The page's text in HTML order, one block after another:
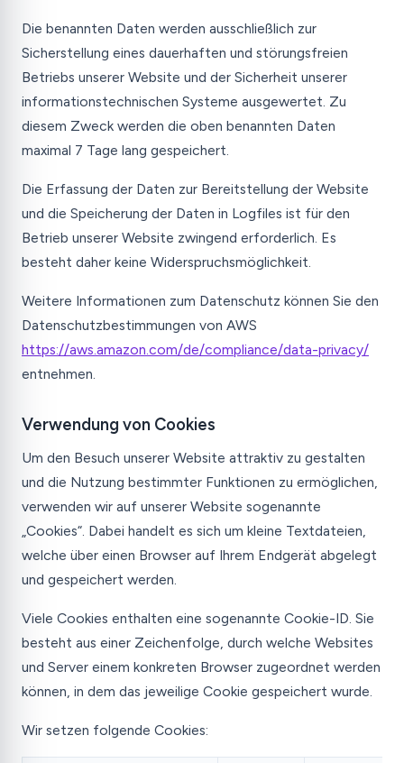
Die benannten Daten werden ausschließlich zur
Sicherstellung eines dauerhaften und störungsfreien
Betriebs unserer Website und der Sicherheit unserer
informationstechnischen Systeme ausgewertet. Zu
diesem Zweck werden die oben benannten Daten
maximal 7 Tage lang gespeichert.
Die Erfassung der Daten zur Bereitstellung der Website
und die Speicherung der Daten in Logfiles ist für den
Betrieb unserer Website zwingend erforderlich. Es
besteht daher keine Widerspruchsmöglichkeit.
Weitere Informationen zum Datenschutz können Sie den
Datenschutzbestimmungen von AWS
https://aws.amazon.com/de/compliance/data-privacy/
entnehmen.
Verwendung von Cookies
Um den Besuch unserer Website attraktiv zu gestalten
und die Nutzung bestimmter Funktionen zu ermöglichen,
verwenden wir auf unserer Website sogenannte
„Cookies“. Dabei handelt es sich um kleine Textdateien,
welche über einen Browser auf Ihrem Endgerät abgelegt
und gespeichert werden.
Viele Cookies enthalten eine sogenannte Cookie-ID. Sie
besteht aus einer Zeichenfolge, durch welche Websites
und Server einem konkreten Browser zugeordnet werden
können, in dem das jeweilige Cookie gespeichert wurde.
Wir setzen folgende Cookies: